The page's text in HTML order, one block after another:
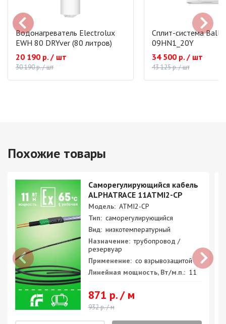
Водонагреватель Electrolux
EWH 80 DRYver (80 литров)
20 190 р. / шт
30 190 р. / шт
Сплит-система Ballu
09HN1_20Y
34 500 р. / шт
43 125 р. / шт
Похожие товары
Саморегулирующийся кабель
ALPHATRACE 11ATMI2-CP
Модель: ATMI2-CP
Тип: саморегулирующийся
Вид: низкотемпературный
Назначение: трубопровод /
резервуар
Применение: со взрывозащитой
Линейная мощность, Вт/м.п.: 11
871 р. / м
932 р. / м